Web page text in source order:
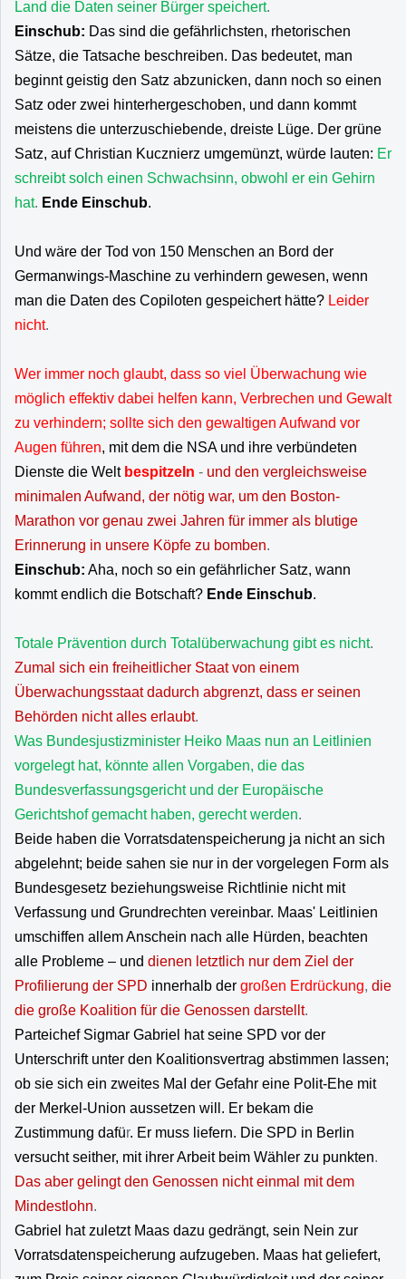
Land die Daten seiner Bürger speichert.
Einschub: Das sind die gefährlichsten, rhetorischen
Sätze, die Tatsache beschreiben. Das bedeutet, man
beginnt geistig den Satz abzunicken, dann noch so einen
Satz oder zwei hinterhergeschoben, und dann kommt
meistens die unterzuschiebende, dreiste Lüge. Der grüne
Satz, auf Christian Kucznierz umgemünzt, würde lauten: Er
schreibt solch einen Schwachsinn, obwohl er ein Gehirn
hat. Ende Einschub.
Und wäre der Tod von 150 Menschen an Bord der
Germanwings-Maschine zu verhindern gewesen, wenn
man die Daten des Copiloten gespeichert hätte? Leider
nicht.
Wer immer noch glaubt, dass so viel Überwachung wie
möglich effektiv dabei helfen kann, Verbrechen und Gewalt
zu verhindern; sollte sich den gewaltigen Aufwand vor
Augen führen, mit dem die NSA und ihre verbündeten
Dienste die Welt bespitzeln - und den vergleichsweise
minimalen Aufwand, der nötig war, um den Boston-
Marathon vor genau zwei Jahren für immer als blutige
Erinnerung in unsere Köpfe zu bomben.
Einschub: Aha, noch so ein gefährlicher Satz, wann
kommt endlich die Botschaft? Ende Einschub.
Totale Prävention durch Totalüberwachung gibt es nicht.
Zumal sich ein freiheitlicher Staat von einem
Überwachungsstaat dadurch abgrenzt, dass er seinen
Behörden nicht alles erlaubt.
Was Bundesjustizminister Heiko Maas nun an Leitlinien
vorgelegt hat, könnte allen Vorgaben, die das
Bundesverfassungsgericht und der Europäische
Gerichtshof gemacht haben, gerecht werden.
Beide haben die Vorratsdatenspeicherung ja nicht an sich
abgelehnt; beide sahen sie nur in der vorgelegen Form als
Bundesgesetz beziehungsweise Richtlinie nicht mit
Verfassung und Grundrechten vereinbar. Maas' Leitlinien
umschiffen allem Anschein nach alle Hürden, beachten
alle Probleme – und dienen letztlich nur dem Ziel der
Profilierung der SPD innerhalb der großen Erdrückung, die
die große Koalition für die Genossen darstellt.
Parteichef Sigmar Gabriel hat seine SPD vor der
Unterschrift unter den Koalitionsvertrag abstimmen lassen;
ob sie sich ein zweites MaI der Gefahr eine Polit-Ehe mit
der Merkel-Union aussetzen will. Er bekam die
Zustimmung dafür. Er muss liefern. Die SPD in Berlin
versucht seither, mit ihrer Arbeit beim Wähler zu punkten.
Das aber gelingt den Genossen nicht einmal mit dem
Mindestlohn.
Gabriel hat zuletzt Maas dazu gedrängt, sein Nein zur
Vorratsdatenspeicherung aufzugeben. Maas hat geliefert,